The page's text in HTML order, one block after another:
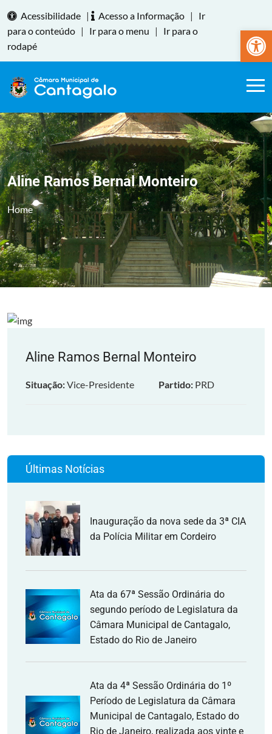
Abrir
Acessibilidade | Acesso a Informação |
Ir
para o conteúdo | Ir para o menu |
Ir para o
rodapé
Aline Ramos Bernal Monteiro
Home
Aline Ramos Bernal Monteiro
Situação:Vice-Presidente Partido: PRD
Últimas Notícias
Inauguração da nova sede da 3ª CIA
da Polícia Militar em Cordeiro
Ata da 67ª Sessão Ordinária do
segundo período de Legislatura da
Câmara Municipal de Cantagalo,
Estado do Rio de Janeiro
Ata da 4ª Sessão Ordinária do 1º
Período de Legislatura da Câmara
Municipal de Cantagalo, Estado do
Rio de Janeiro, realizada aos vinte e